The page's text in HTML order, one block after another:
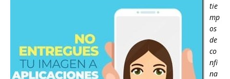
tie
mp
os
de
co
nfi
na